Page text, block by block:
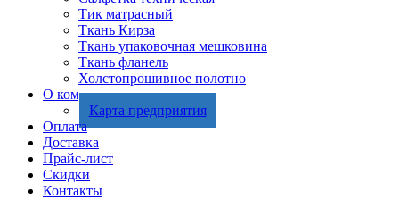
Тик матрасный
Ткань Кирза
Ткань упаковочная мешковина
Ткань фланель
Холстопрошивное полотно
О компании
Карта предприятия
Оплата
Доставка
Прайс-лист
Скидки
Контакты